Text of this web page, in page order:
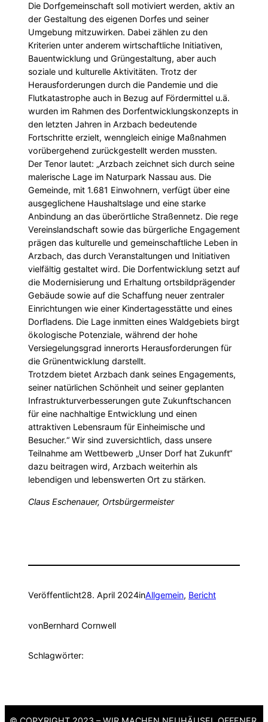
Die Dorfgemeinschaft soll motiviert werden, aktiv an
der Gestaltung des eigenen Dorfes und seiner
Umgebung mitzuwirken. Dabei zählen zu den
Kriterien unter anderem wirtschaftliche Initiativen,
Bauentwicklung und Grüngestaltung, aber auch
soziale und kulturelle Aktivitäten. Trotz der
Herausforderungen durch die Pandemie und die
Flutkatastrophe auch in Bezug auf Fördermittel u.ä.
wurden im Rahmen des Dorfentwicklungskonzepts in
den letzten Jahren in Arzbach bedeutende
Fortschritte erzielt, wenngleich einige Maßnahmen
vorübergehend zurückgestellt werden mussten.
Der Tenor lautet: „Arzbach zeichnet sich durch seine
malerische Lage im Naturpark Nassau aus. Die
Gemeinde, mit 1.681 Einwohnern, verfügt über eine
ausgeglichene Haushaltslage und eine starke
Anbindung an das überörtliche Straßennetz. Die rege
Vereinslandschaft sowie das bürgerliche Engagement
prägen das kulturelle und gemeinschaftliche Leben in
Arzbach, das durch Veranstaltungen und Initiativen
vielfältig gestaltet wird. Die Dorfentwicklung setzt auf
die Modernisierung und Erhaltung ortsbildprägender
Gebäude sowie auf die Schaffung neuer zentraler
Einrichtungen wie einer Kindertagesstätte und eines
Dorfladens. Die Lage inmitten eines Waldgebiets birgt
ökologische Potenziale, während der hohe
Versiegelungsgrad innerorts Herausforderungen für
die Grünentwicklung darstellt.
Trotzdem bietet Arzbach dank seines Engagements,
seiner natürlichen Schönheit und seiner geplanten
Infrastrukturverbesserungen gute Zukunftschancen
für eine nachhaltige Entwicklung und einen
attraktiven Lebensraum für Einheimische und
Besucher.“ Wir sind zuversichtlich, dass unsere
Teilnahme am Wettbewerb „Unser Dorf hat Zukunft“
dazu beitragen wird, Arzbach weiterhin als
lebendigen und lebenswerten Ort zu stärken.
Claus Eschenauer, Ortsbürgermeister
Veröffentlicht28. April 2024inAllgemein, Bericht
vonBernhard Cornwell
Schlagwörter: